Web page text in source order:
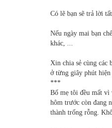
Có lẽ bạn sẽ trả lời
Nếu ngày mai bạn
khác, ...
Xin chia sẻ cùng các
ở từng giây phút hiện
***
Bố mẹ tôi đều mất vì
hôm trước còn đang
thành trống rỗng.